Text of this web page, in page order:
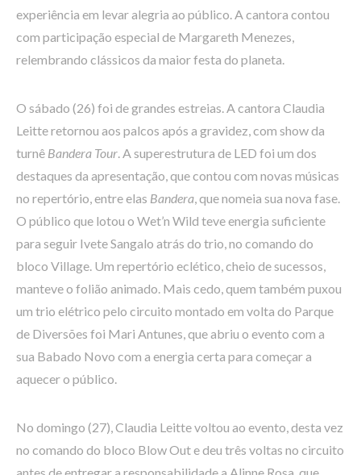
experiência em levar alegria ao público. A cantora contou
com participação especial de Margareth Menezes,
relembrando clássicos da maior festa do planeta.
O sábado (26) foi de grandes estreias. A cantora Claudia
Leitte retornou aos palcos após a gravidez, com show da
turnê Bandera Tour . A superestrutura de LED foi um dos
destaques da apresentação, que contou com novas músicas
no repertório, entre elas Bandera , que nomeia sua nova fase.
O público que lotou o Wet’n Wild teve energia suficiente
para seguir Ivete Sangalo atrás do trio, no comando do
bloco Village. Um repertório eclético, cheio de sucessos,
manteve o folião animado. Mais cedo, quem também puxou
um trio elétrico pelo circuito montado em volta do Parque
de Diversões foi Mari Antunes, que abriu o evento com a
sua Babado Novo com a energia certa para começar a
aquecer o público.
No domingo (27), Claudia Leitte voltou ao evento, desta vez
no comando do bloco Blow Out e deu três voltas no circuito
antes de entregar a responsabilidade a Alinne Rosa, que